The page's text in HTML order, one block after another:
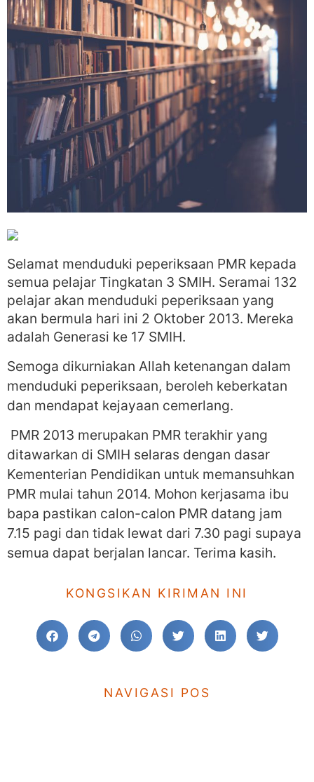
Selamat menduduki peperiksaan PMR kepada
semua pelajar Tingkatan 3 SMIH. Seramai 132
pelajar akan menduduki peperiksaan yang
akan bermula hari ini 2 Oktober 2013. Mereka
adalah Generasi ke 17 SMIH.
Semoga dikurniakan Allah ketenangan dalam
menduduki peperiksaan, beroleh keberkatan
dan mendapat kejayaan cemerlang.
PMR 2013 merupakan PMR terakhir yang
ditawarkan di SMIH selaras dengan dasar
Kementerian Pendidikan untuk memansuhkan
PMR mulai tahun 2014. Mohon kerjasama ibu
bapa pastikan calon-calon PMR datang jam
7.15 pagi dan tidak lewat dari 7.30 pagi supaya
semua dapat berjalan lancar. Terima kasih.
KONGSIKAN KIRIMAN INI
NAVIGASI POS